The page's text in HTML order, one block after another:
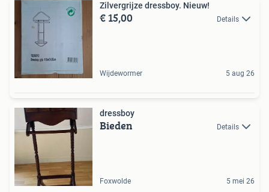
Zilvergrijze dressboy. Nieuw!
€ 15,00 Details
Wijdewormer 5 aug 26
dressboy
Bieden Details
Foxwolde 5 mei 26